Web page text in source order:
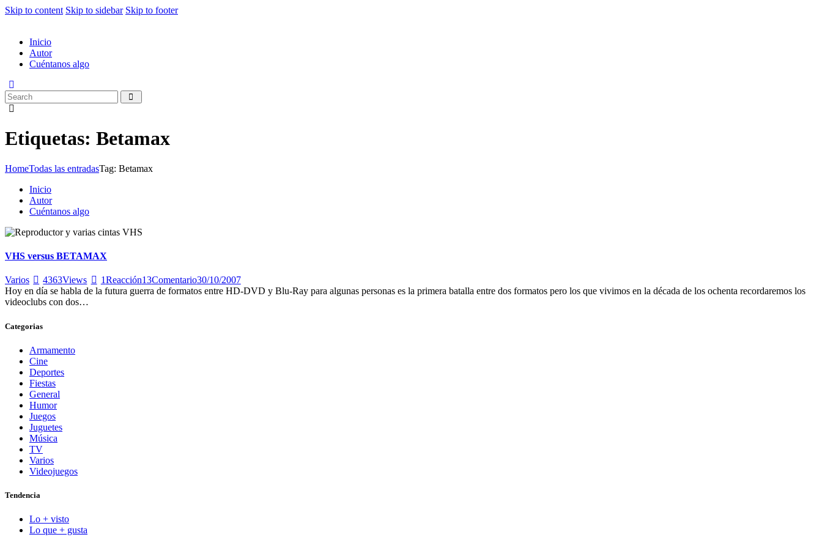
Skip to content Skip to sidebar Skip to footer
Inicio
Autor
Cuéntanos algo
Etiquetas: Betamax
HomeTodas las entradasTag: Betamax
Inicio
Autor
Cuéntanos algo
VHS versus BETAMAX
Varios 4363Views 1Reacción13Comentario30/10/2007
Hoy en día se habla de la futura guerra de formatos entre HD-DVD y Blu-Ray para algunas personas es la primera batalla entre dos formatos pero los que vivimos en la década de los ochenta recordaremos los
videoclubs con dos…
Categorias
Armamento
Cine
Deportes
Fiestas
General
Humor
Juegos
Juguetes
Música
TV
Varios
Videojuegos
Tendencia
Lo + visto
Lo que + gusta